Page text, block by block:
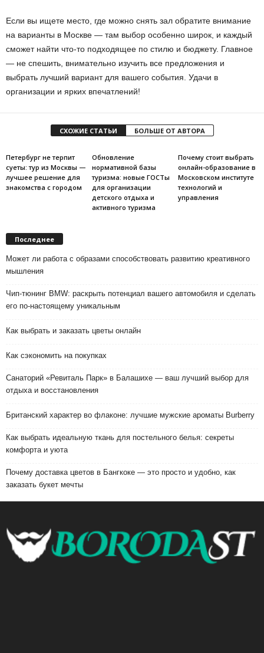
Если вы ищете место, где можно снять зал обратите внимание
на варианты в Москве — там выбор особенно широк, и каждый
сможет найти что-то подходящее по стилю и бюджету. Главное
— не спешить, внимательно изучить все предложения и
выбрать лучший вариант для вашего события. Удачи в
организации и ярких впечатлений!
СХОЖИЕ СТАТЬИ БОЛЬШЕ ОТ АВТОРА
Петербург не терпит
суеты: тур из Москвы —
лучшее решение для
знакомства с городом
Обновление
нормативной базы
туризма: новые ГОСТы
для организации
детского отдыха и
активного туризма
Почему стоит выбрать
онлайн-образование в
Московском институте
технологий и
управления
Последнее
Может ли работа с образами способствовать развитию креативного
мышления
Чип-тюнинг BMW: раскрыть потенциал вашего автомобиля и сделать
его по-настоящему уникальным
Как выбрать и заказать цветы онлайн
Как сэкономить на покупках
Санаторий «Ревиталь Парк» в Балашихе — ваш лучший выбор для
отдыха и восстановления
Британский характер во флаконе: лучшие мужские ароматы Burberry
Как выбрать идеальную ткань для постельного белья: секреты
комфорта и уюта
Почему доставка цветов в Бангкоке — это просто и удобно, как
заказать букет мечты